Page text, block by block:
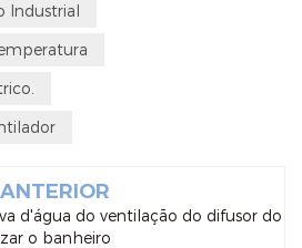
Industrial
d'água do ventilação do difusor do
o banheiro